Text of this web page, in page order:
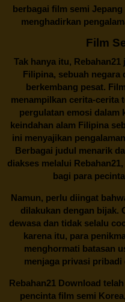
berbagai film semi Jepang
menghadirkan
Film
Tak hanya itu, Rebahan21
Filipina, sebuah negara
berkembang pesat.
menampilkan cerita-cerita
pergulatan emosi dalam
keindahan alam Filipina
ini menyajikan
Berbagai judul menarik
diakses melalui Rebahan21,
bagi para
Namun, perlu diingat
dilakukan dengan bijak.
dewasa dan tidak selalu
karena itu, para
menghormati batasan
menjaga privasi
Rebahan21Download
pencinta film semi Korea